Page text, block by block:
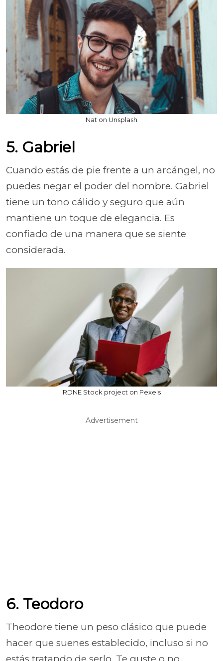
Nat on Unsplash
5. Gabriel
Cuando estás de pie frente a un arcángel, no
puedes negar el poder del nombre. Gabriel
tiene un tono cálido y seguro que aún
mantiene un toque de elegancia. Es
confiado de una manera que se siente
considerada.
RDNE Stock project on Pexels
Advertisement
6. Teodoro
Theodore tiene un peso clásico que puede
hacer que suenes establecido, incluso si no